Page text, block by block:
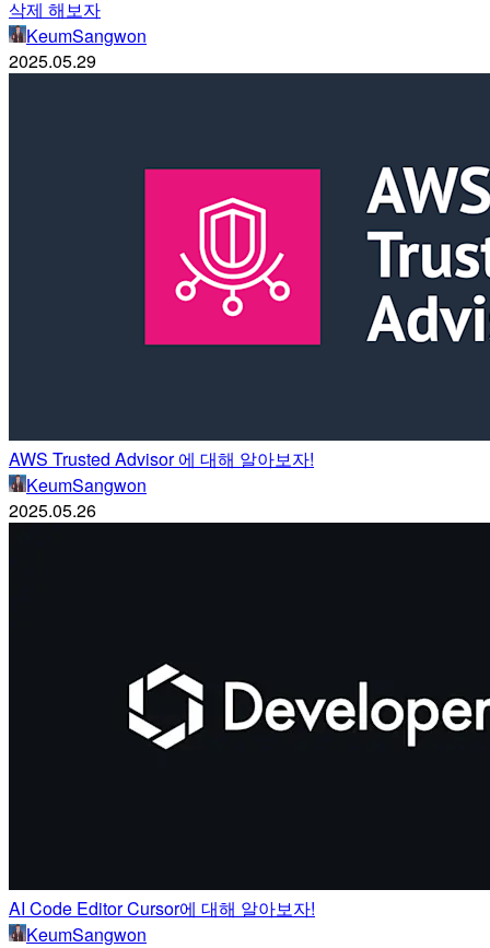
삭제 해보자
KeumSangwon
2025.05.29
AWS Trusted Advisor 에 대해 알아보자!
KeumSangwon
2025.05.26
AI Code Editor Cursor에 대해 알아보자!
KeumSangwon